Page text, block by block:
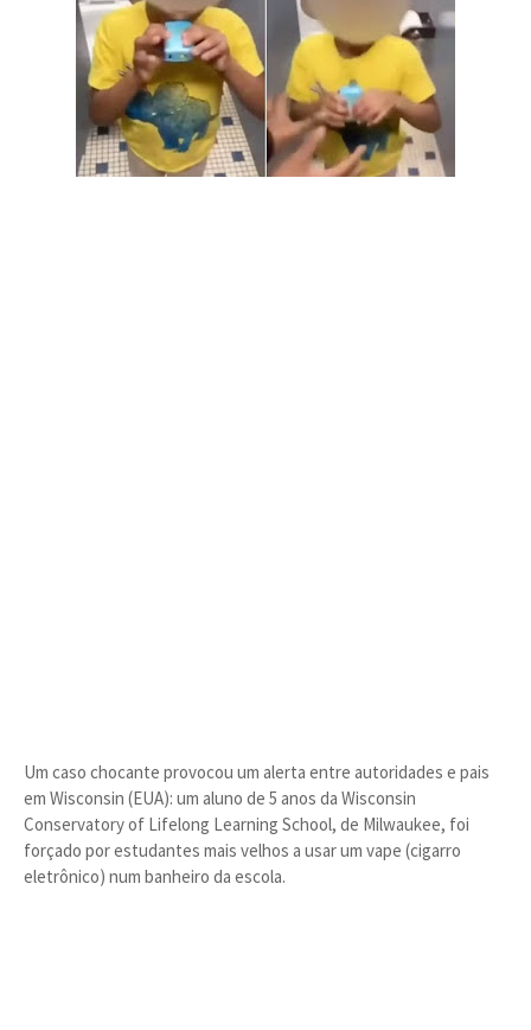
Um caso chocante provocou um alerta entre autoridades e pais
em Wisconsin (EUA): um aluno de 5 anos da Wisconsin
Conservatory of Lifelong Learning School, de Milwaukee, foi
forçado por estudantes mais velhos a usar um vape (cigarro
eletrônico) num banheiro da escola.